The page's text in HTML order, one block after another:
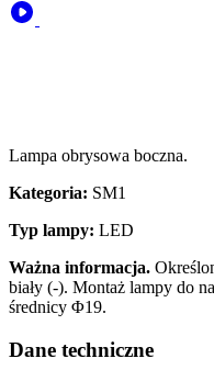
Lampa obrysowa boczna.
Kategoria: SM1
Typ lampy: LED
Ważna informacja.
biały (-). Montaż lampy do
średnicy Φ19.
Dane techniczne